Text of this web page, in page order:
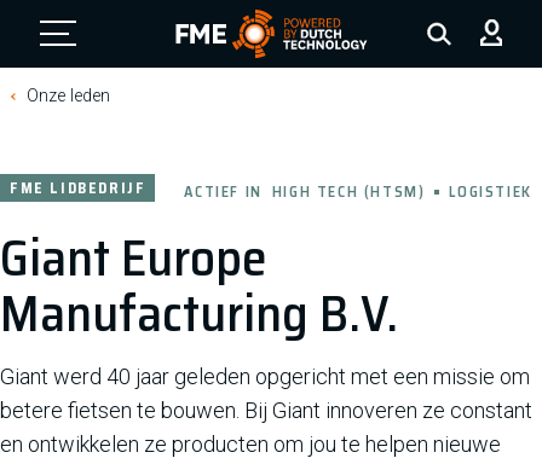
FME Logo, to the homepage
Onze leden
Giant Europe
Manufacturing B.V.
FME LIDBEDRIJF ACTIEF IN HIGH TECH (HTSM) LOGISTIEK
Giant werd 40 jaar geleden opgericht met een missie om
betere fietsen te bouwen. Bij Giant innoveren ze constant
en ontwikkelen ze producten om jou te helpen nieuwe